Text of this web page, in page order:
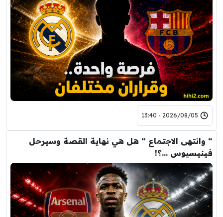
2026/08/05 - 13:40
“ وانتهى الاجتماع “ هل هي نهاية القصة وسيرحل
فينيسيوس …؟!